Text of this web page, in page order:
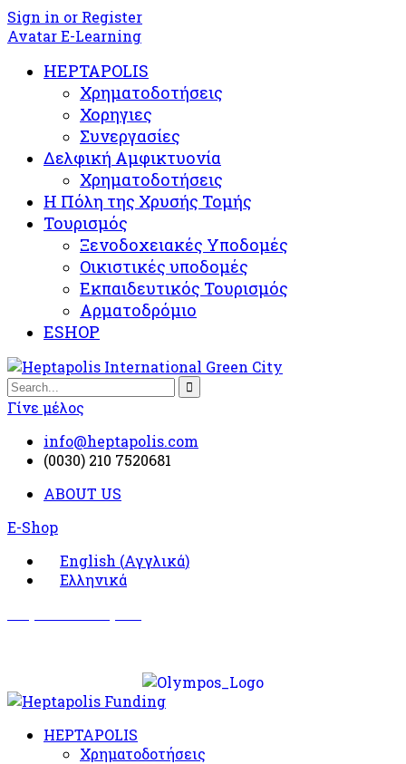
Sign in or Register
Avatar E-Learning
HEPTAPOLIS
Χρηματοδοτήσεις
Χορηγιες
Συνεργασίες
Δελφική Αμφικτυονία
Χρηματοδοτήσεις
Η Πόλη της Χρυσής Τομής
Τουρισμός
Ξενοδοχειακές Υποδομές​
Oικιστικές υποδομές
Εκπαιδευτικός Τουρισμός
Αρματοδρόμιο
ESHOP
Γίνε μέλος
info@heptapolis.com
(0030) 210 7520681
ABOUT US
E-Shop
English (Αγγλικά)
Ελληνικά
HEPTAPOLIS
Χρηματοδοτήσεις